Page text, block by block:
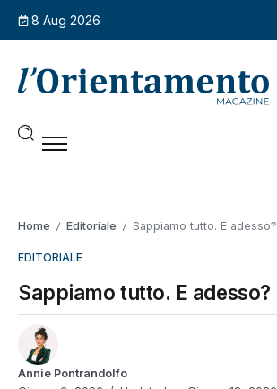
8 Aug 2026
Home / Editoriale / Sappiamo tutto. E adesso?
EDITORIALE
Sappiamo tutto. E adesso?
Annie Pontrandolfo